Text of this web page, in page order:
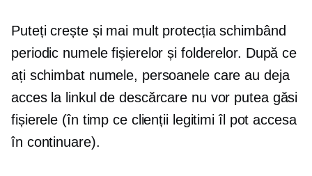
Puteți crește și mai mult protecția schimbând
periodic numele fișierelor și folderelor. După ce
ați schimbat numele, persoanele care au deja
acces la linkul de descărcare nu vor putea găsi
fișierele (în timp ce clienții legitimi îl pot accesa
în continuare).